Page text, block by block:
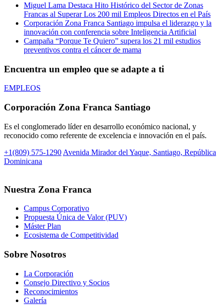
Miguel Lama Destaca Hito Histórico del Sector de Zonas
Francas al Superar Los 200 mil Empleos Directos en el País
Corporación Zona Franca Santiago impulsa el liderazgo y la
innovación con conferencia sobre Inteligencia Artificial
Campaña “Porque Te Quiero” supera los 21 mil estudios
preventivos contra el cáncer de mama
Encuentra un empleo que se adapte a ti
EMPLEOS
Corporación Zona Franca Santiago
Es el conglomerado líder en desarrollo económico nacional, y
reconocido como referente de excelencia e innovación en el país.
+1(809) 575-1290 Avenida Mirador del Yaque, Santiago, República
Dominicana
Nuestra Zona Franca
Campus Corporativo
Propuesta Única de Valor (PUV)
Máster Plan
Ecosistema de Competitividad
Sobre Nosotros
La Corporación
Consejo Directivo y Socios
Reconocimientos
Galería